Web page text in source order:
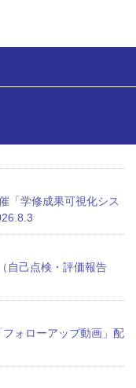
「学修成果可視化シス
自己点検・評価報告
ォローアップ動画」配